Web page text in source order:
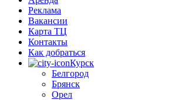
Реклама
Вакансии
Карта ТЦ
Контакты
Как добраться
Курск
Белгород
Брянск
Орел